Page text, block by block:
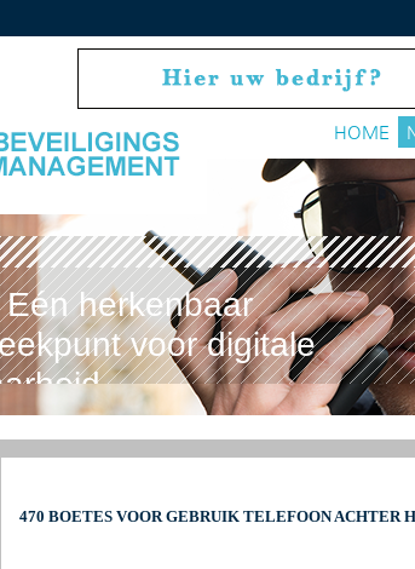
HOME
herkenbaar
voor digitale
470 BOETES VOOR GEBRUIK TELEFOON ACHTER